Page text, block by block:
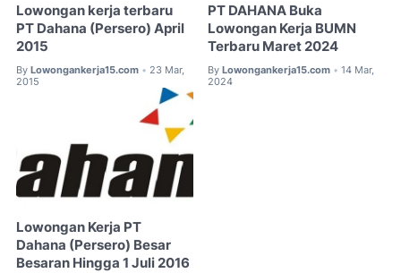
Lowongan kerja terbaru
PT Dahana (Persero) April
2015
By Lowongankerja15.com • 23 Mar,
2015
PT DAHANA Buka
Lowongan Kerja BUMN
Terbaru Maret 2024
By Lowongankerja15.com • 14 Mar,
2024
Lowongan Kerja PT
Dahana (Persero) Besar
Besaran Hingga 1 Juli 2016